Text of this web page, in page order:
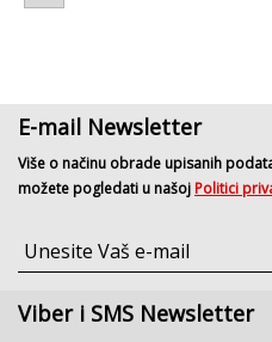
E-mail Newsletter
Više o načinu obrade upisanih
možete pogledati u našoj Politici
Viber i SMS Newsletter